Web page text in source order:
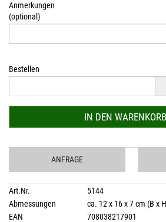
Anmerkungen
(optional)
Bestellen
IN DEN WARENKORB
ANFRAGE
Art.Nr.
5144
Abmessungen
ca. 12 x 16 x 7 cm (B x
EAN
708038217901